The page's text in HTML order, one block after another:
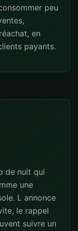
peu
en
payants.
de nuit qui
une
L annonce
le rappel
suivre un